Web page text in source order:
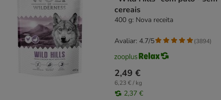
cereais
400 g: Nova receita
2,49 €
6,23 € / kg
2,37 €
Avaliar: 4.7/5 (3894)